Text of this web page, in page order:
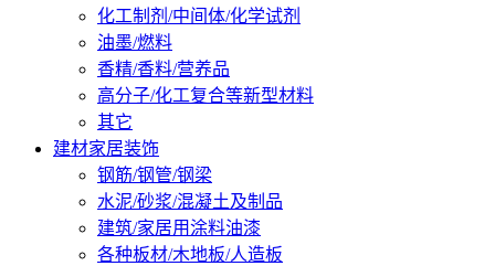
化工制剂/中间体/化学试剂
油墨/燃料
香精/香料/营养品
高分子/化工复合等新型材料
其它
建材家居装饰
钢筋/钢管/钢梁
水泥/砂浆/混凝土及制品
建筑/家居用涂料油漆
各种板材/木地板/人造板